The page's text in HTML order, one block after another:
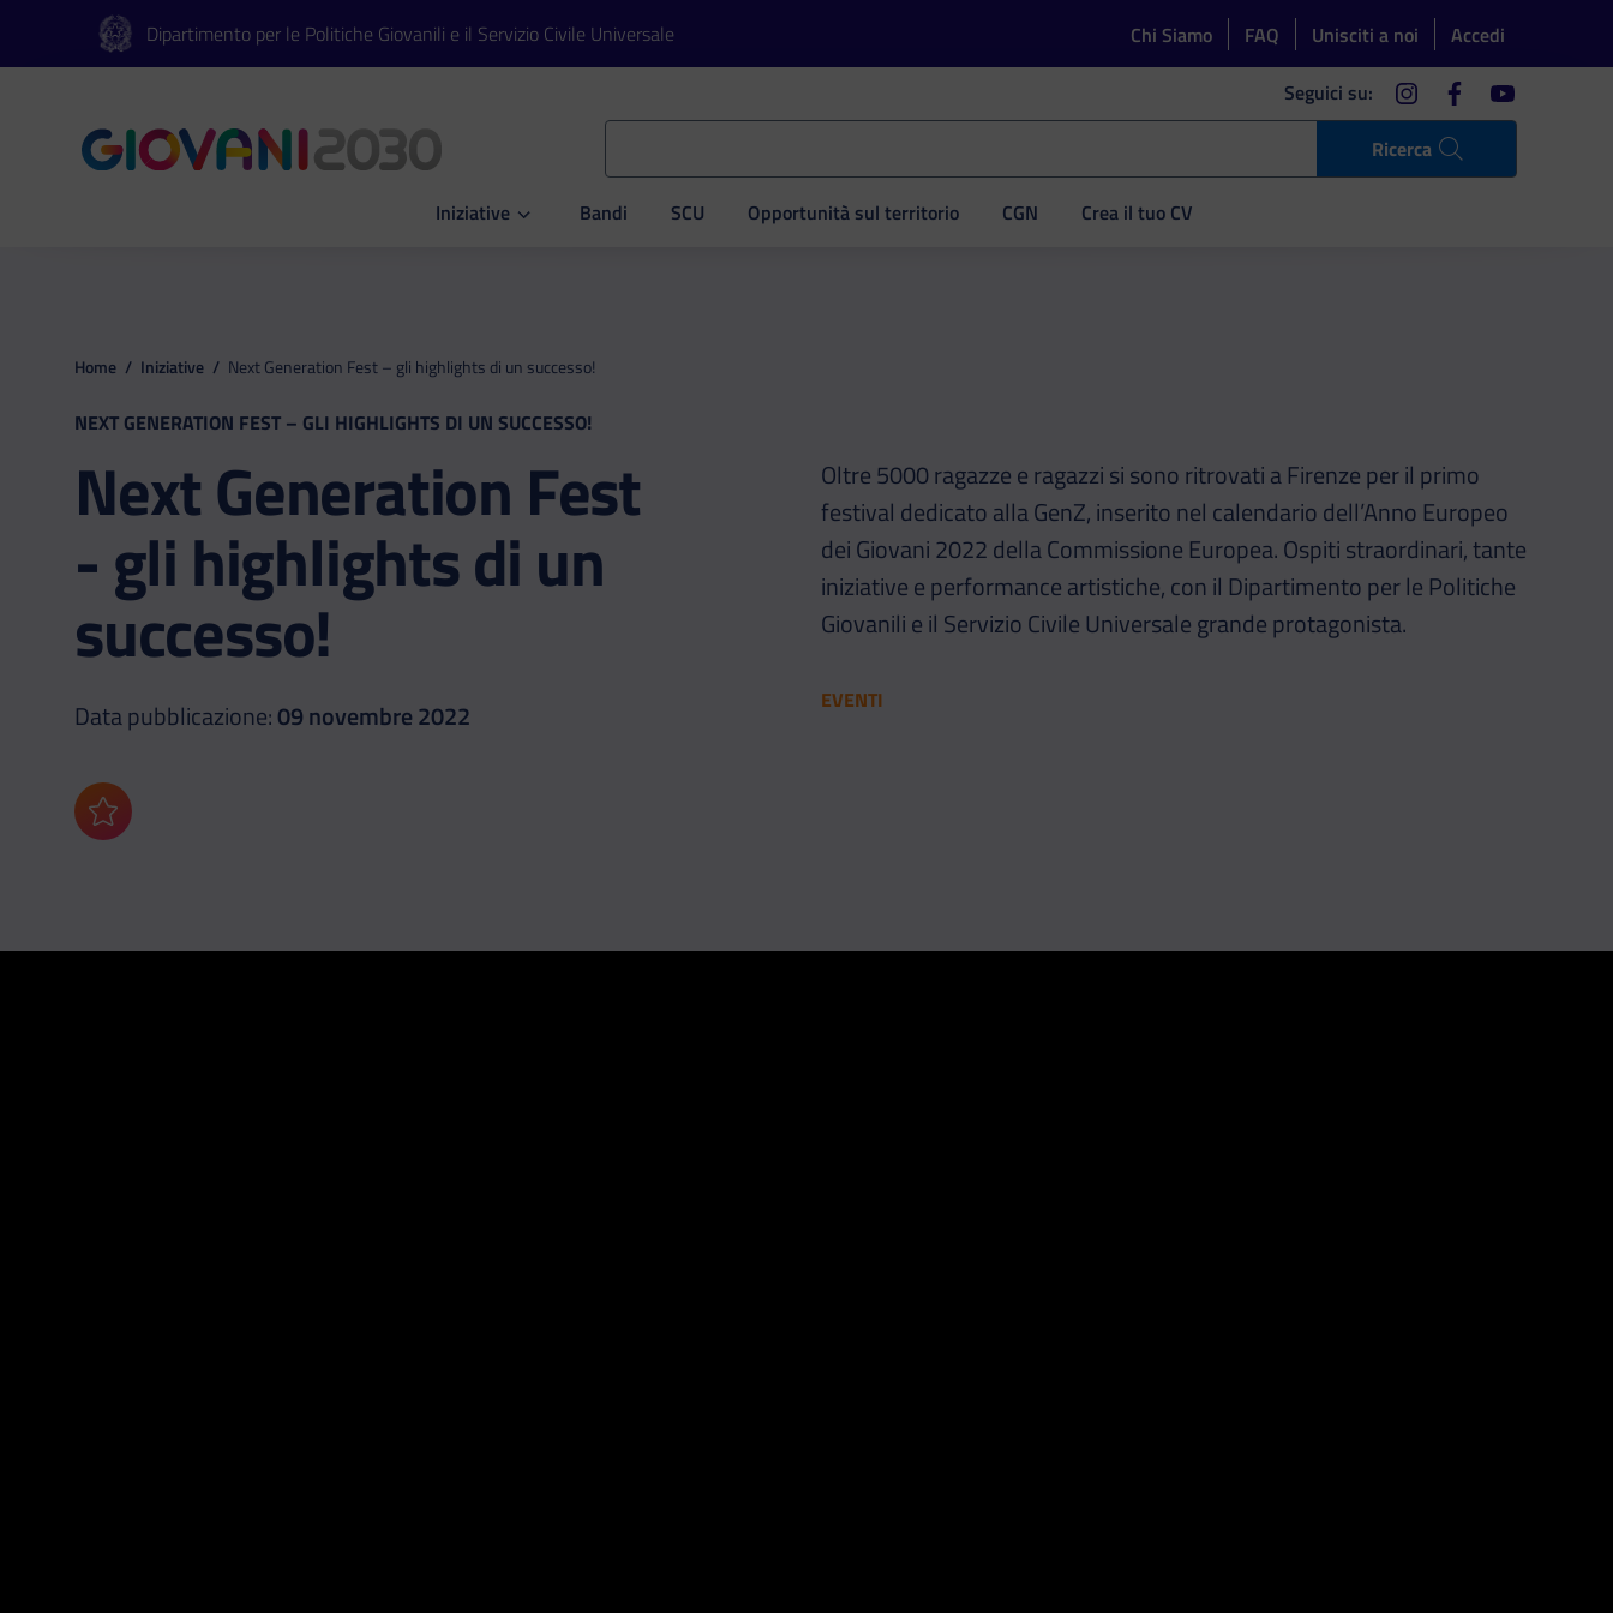
Vai al contenuto principale
Vai al footer Dipartimento per le Politiche Giovanili e il Servizio Civile Universale Chi Siamo FAQ Unisciti a noi Accedi
Ricerca
Seguici su: instagramfacebookyoutube
Iniziative
Apri Iniziative Bandi SCU Opportunità sul territorio CGN Crea il tuo CV
Home / Iniziative / Next Generation Fest – gli highlights di un successo!
NEXT GENERATION FEST – GLI HIGHLIGHTS DI UN SUCCESSO!
Next Generation Fest
- gli highlights di un
successo!
Data pubblicazione:09 novembre 2022
Aggiungi ai preferiti
Oltre 5000 ragazze e ragazzi si sono ritrovati a Firenze per il primo
festival dedicato alla GenZ, inserito nel calendario dell’Anno Europeo
dei Giovani 2022 della Commissione Europea. Ospiti straordinari, tante
iniziative e performance artistiche, con il Dipartimento per le Politiche
Giovanili e il Servizio Civile Universale grande protagonista.
EVENTI